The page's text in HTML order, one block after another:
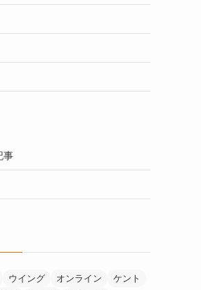
事
ウイング オンライン
ケント